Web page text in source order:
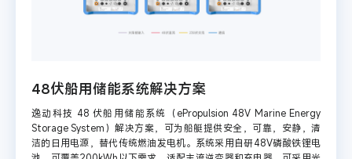
48伏船用储能系统解决方案
逸动科技 48 伏船用储能系统（ePropulsion 48V Marine Energy
Storage System）解决方案，可为船艇提供安全，可靠，安静，清
洁的日用电源，替代传统燃油发电机。系统采用自研48V磷酸铁锂电